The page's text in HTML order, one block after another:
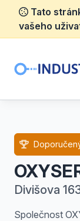
Tato
vašeho
Divišova
Společnost